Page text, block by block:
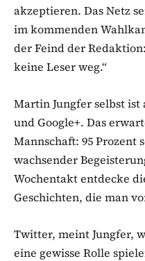
akzeptieren. Das Netz
im kommenden
der Feind der
keine Leser weg.“
Martin Jungfer selbst
und Google+. Das
Mannschaft: 95 Prozent
wachsender
Wochentakt entdecke
Geschichten, die man
Twitter, meint Jungfer,
eine gewisse Rolle